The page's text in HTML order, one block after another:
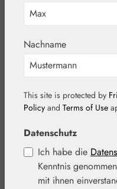
Home
Aqua
Bildergalerie überspringen
Nachname
This site is protected by
Policy and Terms of Use
Datenschutz
Ich habe die
Kenntnis
mit ihnen